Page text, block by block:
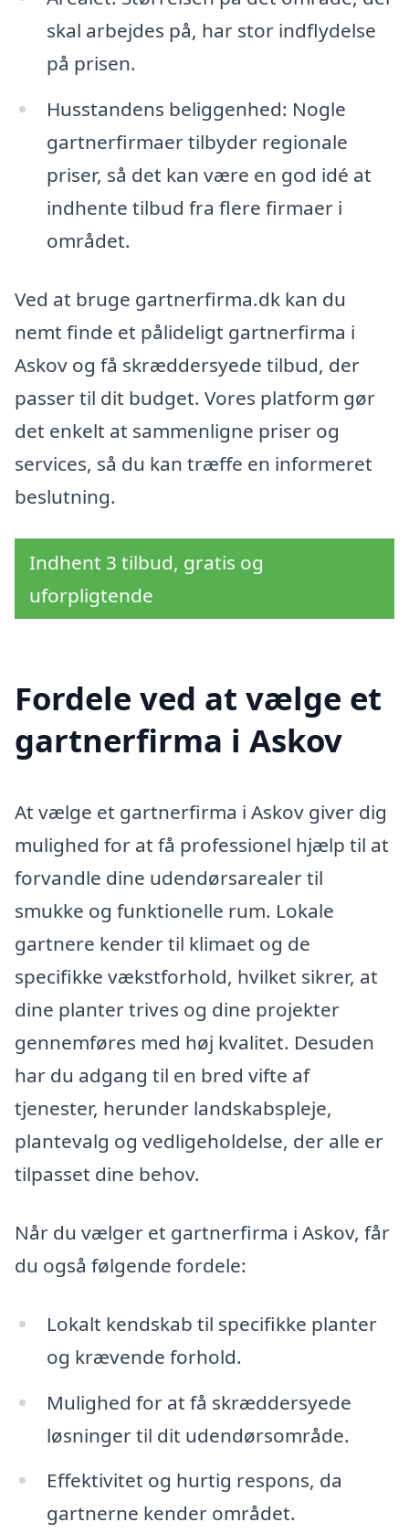
skal arbejdes på, har stor indflydelse
på prisen.
Husstandens beliggenhed: Nogle
gartnerfirmaer tilbyder regionale
priser, så det kan være en god idé at
indhente tilbud fra flere firmaer i
området.
Ved at bruge gartnerfirma.dk kan du
nemt finde et pålideligt gartnerfirma i
Askov og få skræddersyede tilbud, der
passer til dit budget. Vores platform gør
det enkelt at sammenligne priser og
services, så du kan træffe en informeret
beslutning.
Indhent 3 tilbud, gratis og
uforpligtende
Fordele ved at vælge et
gartnerfirma i Askov
At vælge et gartnerfirma i Askov giver dig
mulighed for at få professionel hjælp til at
forvandle dine udendørsarealer til
smukke og funktionelle rum. Lokale
gartnere kender til klimaet og de
specifikke vækstforhold, hvilket sikrer, at
dine planter trives og dine projekter
gennemføres med høj kvalitet. Desuden
har du adgang til en bred vifte af
tjenester, herunder landskabspleje,
plantevalg og vedligeholdelse, der alle er
tilpasset dine behov.
Når du vælger et gartnerfirma i Askov, får
du også følgende fordele:
Lokalt kendskab til specifikke planter
og krævende forhold.
Mulighed for at få skræddersyede
løsninger til dit udendørsområde.
Effektivitet og hurtig respons, da
gartnerne kender området.